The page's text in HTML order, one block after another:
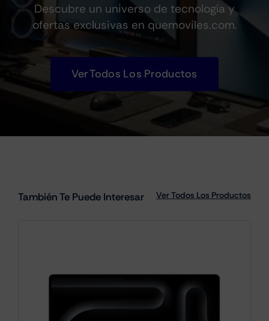
Descubre un universo de tecnología y
ofertas exclusivas en quemoviles.com.
Ver Todos Los Productos
También Te Puede Interesar Ver Todos Los Productos